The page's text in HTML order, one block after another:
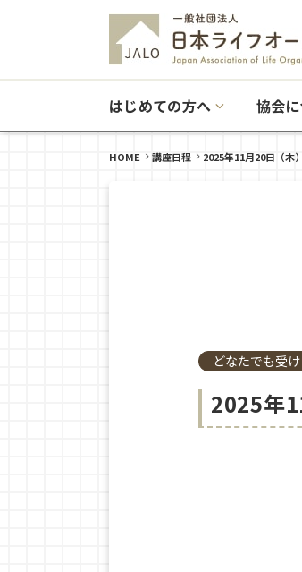
はじめての方へ 協会
HOME 講座日程 2025年11月20日（木
どなたでも受
2025年